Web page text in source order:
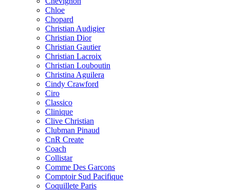
Chloe
Chopard
Christian Audigier
Christian Dior
Christian Gautier
Christian Lacroix
Christian Louboutin
Christina Aguilera
Cindy Crawford
Ciro
Classico
Clinique
Clive Christian
Clubman Pinaud
CnR Create
Coach
Collistar
Comme Des Garcons
Comptoir Sud Pacifique
Coquillete Paris